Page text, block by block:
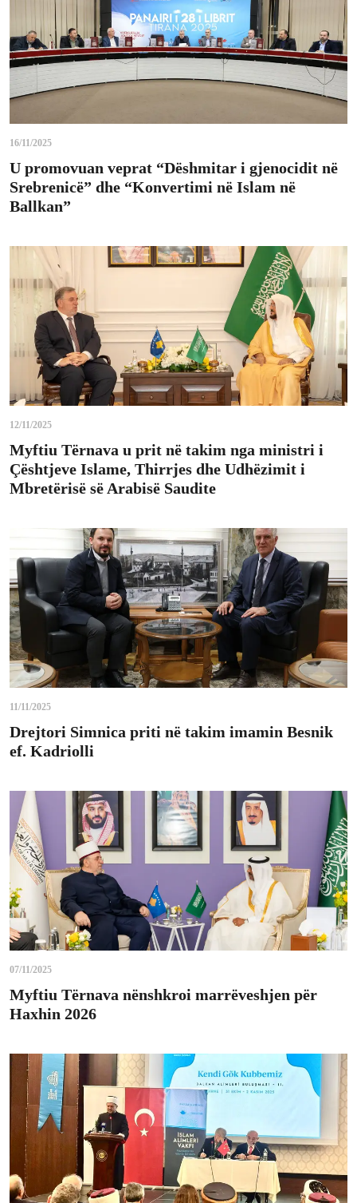
16/11/2025
U promovuan veprat “Dëshmitar i gjenocidit në
Srebrenicë” dhe “Konvertimi në Islam në
Ballkan”
12/11/2025
Myftiu Tërnava u prit në takim nga ministri i
Çështjeve Islame, Thirrjes dhe Udhëzimit i
Mbretërisë së Arabisë Saudite
11/11/2025
Drejtori Simnica priti në takim imamin Besnik
ef. Kadriolli
07/11/2025
Myftiu Tërnava nënshkroi marrëveshjen për
Haxhin 2026